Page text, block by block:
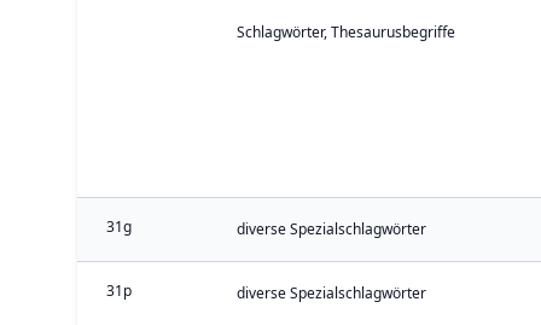
Schlagwörter, Thesaurusbegriffe
31g diverse Spezialschlagwörter
31p diverse Spezialschlagwörter